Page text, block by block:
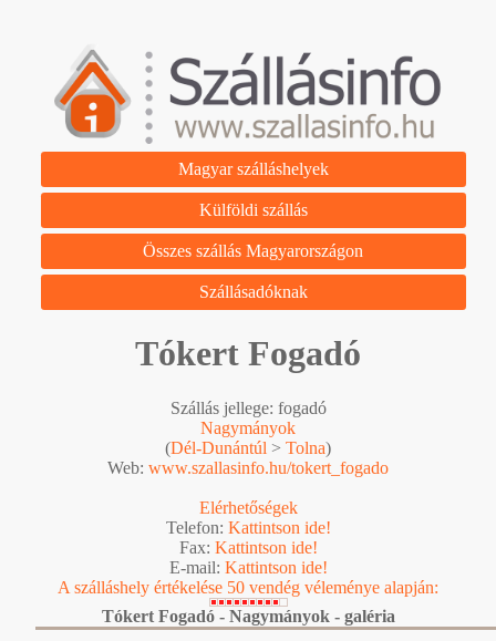
Magyar szálláshelyek
Külföldi szállás
Összes szállás Magyarországon
Szállásadóknak
Tókert Fogadó
Szállás jellege: fogadó
Nagymányok
(Dél-Dunántúl > Tolna)
Web: www.szallasinfo.hu/tokert_fogado
Elérhetőségek
Telefon: Kattintson ide!
Fax: Kattintson ide!
E-mail: Kattintson ide!
A szálláshely értékelése 50 vendég véleménye alapján:
Tókert Fogadó - Nagymányok - galéria